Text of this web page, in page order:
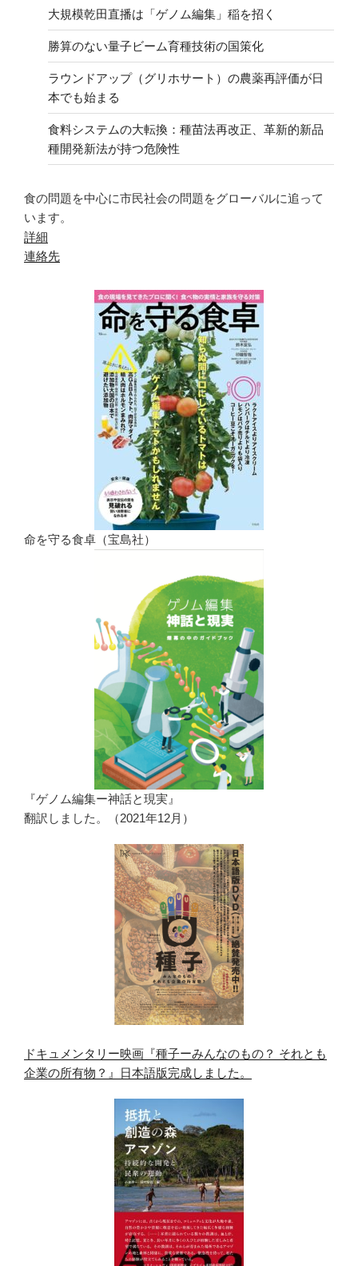
大規模乾田直播は「ゲノム編集」稲を招く
勝算のない量子ビーム育種技術の国策化
ラウンドアップ（グリホサート）の農薬再評価が日
本でも始まる
食料システムの大転換：種苗法再改正、革新的新品
種開発新法が持つ危険性
食の問題を中心に市民社会の問題をグローバルに追って
います。
詳細
連絡先
命を守る食卓（宝島社）
『ゲノム編集ー神話と現実』
翻訳しました。（2021年12月）
ドキュメンタリー映画『種子ーみんなのもの？ それとも
企業の所有物？』日本語版完成しました。